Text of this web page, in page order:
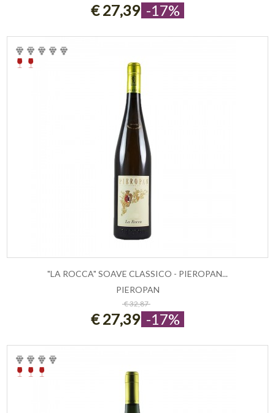
€ 27,39 -17%
ESAURITO
"LA ROCCA" SOAVE CLASSICO - PIEROPAN...
PIEROPAN
€ 32,87
€ 27,39 -17%